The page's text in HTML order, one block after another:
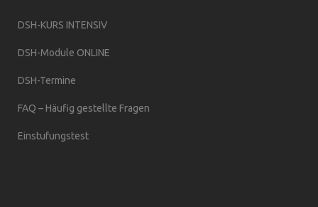
DSH-KURS INTENSIV
DSH-Module ONLINE
DSH-Termine
FAQ – Häufig gestellte Fragen
Einstufungstest